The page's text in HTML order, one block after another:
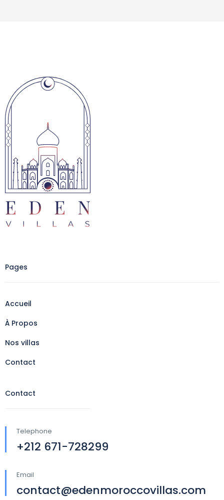
Pages
Accueil
À Propos
Nos villas
Contact
Contact
Telephone
+212 671-728299
Email
contact@edenmoroccovillas.com